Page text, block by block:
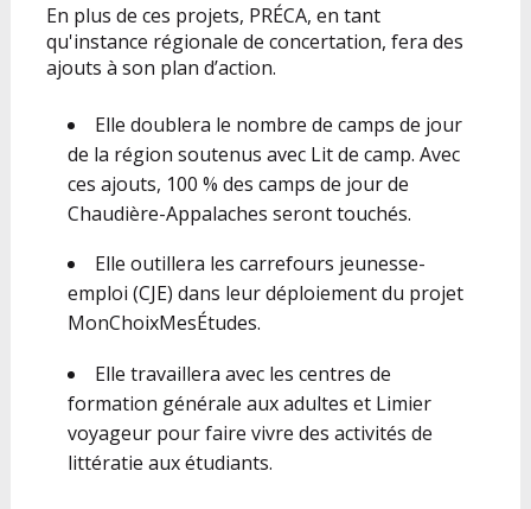
En plus de ces projets, PRÉCA, en tant
qu'instance régionale de concertation, fera des
ajouts à son plan d’action.
Elle doublera le nombre de camps de jour
de la région soutenus avec Lit de camp. Avec
ces ajouts, 100 % des camps de jour de
Chaudière-Appalaches seront touchés.
Elle outillera les carrefours jeunesse-
emploi (CJE) dans leur déploiement du projet
MonChoixMesÉtudes.
Elle travaillera avec les centres de
formation générale aux adultes et Limier
voyageur pour faire vivre des activités de
littératie aux étudiants.